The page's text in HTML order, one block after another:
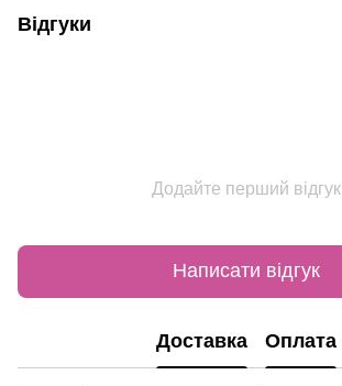
Відгуки
Додайте перший відгук
Написати відгук
Доставка Оплата